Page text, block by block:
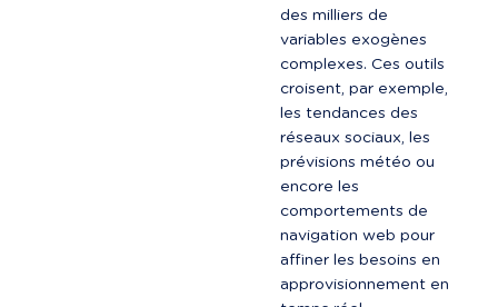
des milliers de
variables exogènes
complexes. Ces outils
croisent, par exemple,
les tendances des
réseaux sociaux, les
prévisions météo ou
encore les
comportements de
navigation web pour
affiner les besoins en
approvisionnement en